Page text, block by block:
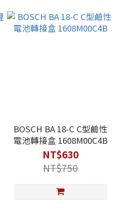
BOSCH BA 18-C C型鹼性
電池轉接盒 1608M00C4B
NT$630
NT$750